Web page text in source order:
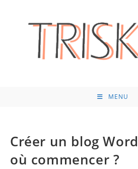
MENU
Créer un blog
où commencer ?